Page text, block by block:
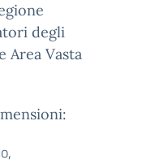
degli
Vasta